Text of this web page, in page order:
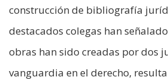
construcción de bibliografía
destacados colegas han
obras han sido creadas por dos
vanguardia en el derecho,